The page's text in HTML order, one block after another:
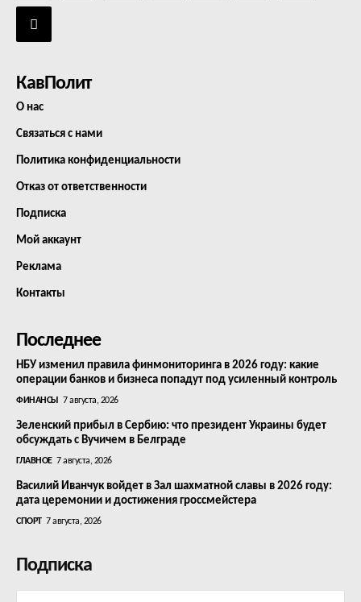
КавПолит
О нас
Связаться с нами
Политика конфиденциальности
Отказ от ответственности
Подписка
Мой аккаунт
Реклама
Контакты
Последнее
НБУ изменил правила финмониторинга в 2026 году: какие
операции банков и бизнеса попадут под усиленный контроль
ФИНАНСЫ 7 августа, 2026
Зеленский прибыл в Сербию: что президент Украины будет
обсуждать с Вучичем в Белграде
ГЛАВНОЕ 7 августа, 2026
Василий Иванчук войдет в Зал шахматной славы в 2026 году:
дата церемонии и достижения гроссмейстера
СПОРТ 7 августа, 2026
Подписка